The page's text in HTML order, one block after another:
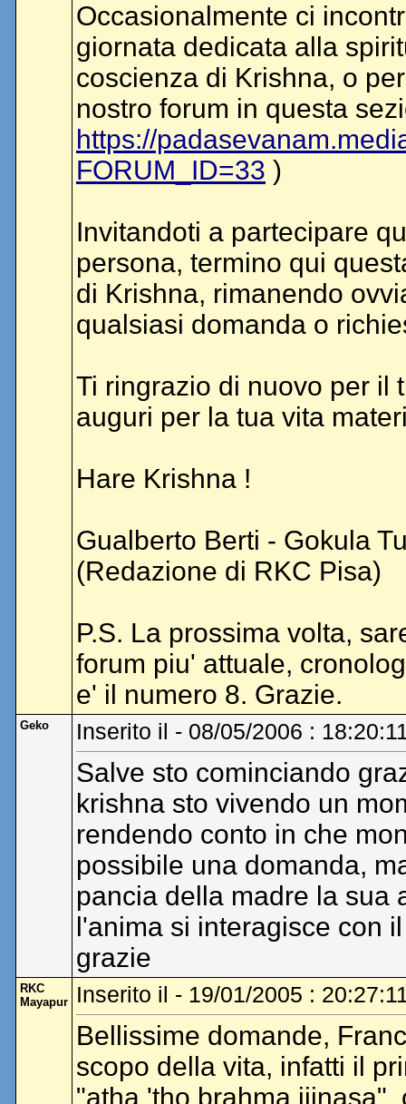
Occasionalmente ci
giornata dedicata alla
coscienza di Krishna, o
nostro forum in questa
https://
FORUM_ID=33 )
Invitandoti a partecipare
persona, termino qui
di Krishna, rimanendo
qualsiasi domanda o
Ti ringrazio di nuovo per il
auguri per la tua vita
Hare Krishna !
Gualberto Berti - Gokula
(Redazione di RKC Pisa)
P.S. La prossima volta,
forum piu' attuale,
e' il numero 8. Grazie.
Geko Inserito il - 08/05/2006 :
Salve sto cominciando
krishna sto vivendo un
rendendo conto in che
possibile una domanda,
pancia della madre la sua
l'anima si interagisce con
grazie
RKC
Mayapur
Inserito il - 19/01/2005 :
Bellissime domande,
scopo della vita, infatti il
"atha 'tho brahma